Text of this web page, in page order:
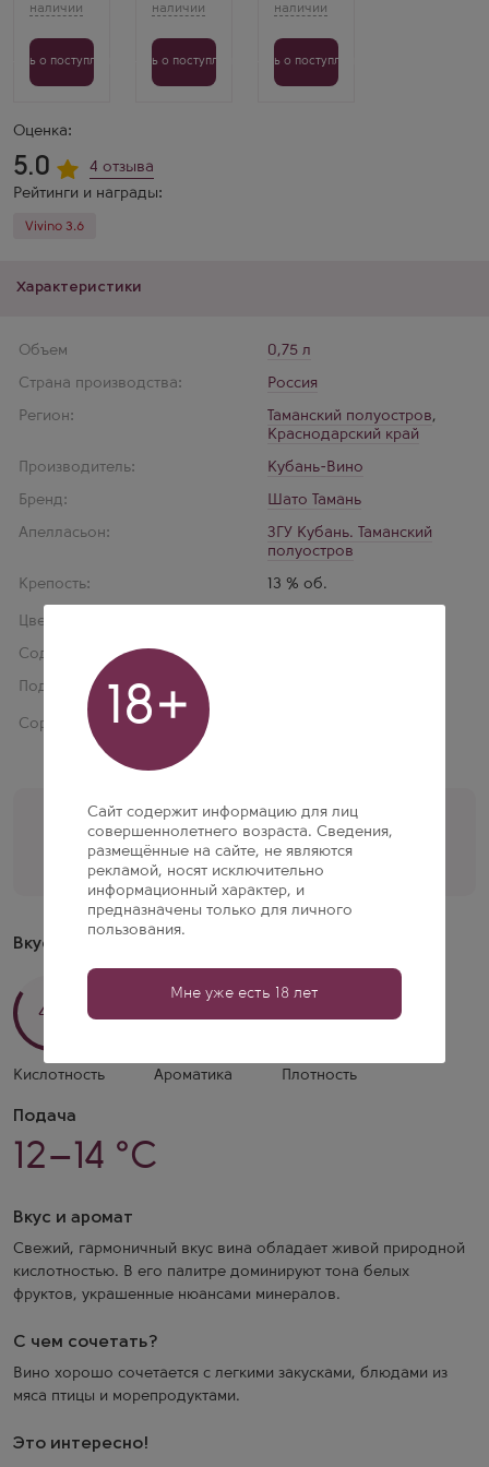
Оценка:
5.0
4 отзыва
Рейтинги и награды:
Vivino 3.6
Характеристики
Объем
0,75 л
Страна производства:
Россия
Регион:
Таманский полуостров,
Краснодарский край
Производитель:
Кубань-Вино
Бренд:
Шато Тамань
Апелласьон:
ЗГУ Кубань. Таманский
полуостров
Крепость:
13 % об.
Цвет:
Содержание сахара:
Подарочная упаковка:
Сорт винограда:
Помощь кависта
+7 (495) 197-77-56
Перезвоните мне
о поступлении Узнать о поступлении
Коршунова
Это
сухое
неповторимо
приятным.
Узнать о поступлении
Подача
12–14 °C
Вкус и аромат
Свежий, гармоничный вкус вина обладает живой природной
кислотностью. В его палитре доминируют тона белых
фруктов, украшенные нюансами минералов.
С чем сочетать?
Вино хорошо сочетается с легкими закусками, блюдами из
мяса птицы и морепродуктами.
Это интересно!
Вкусовые свойства
4/5
Кислотность Ароматика Плотность
18+
Сайт содержит информацию для лиц
совершеннолетнего возраста. Сведения,
размещённые на сайте, не являются
рекламой, носят исключительно
информационный характер, и
предназначены только для личного
пользования.
Мне уже есть 18 лет